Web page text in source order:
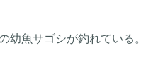
幼魚サゴシが釣れている。